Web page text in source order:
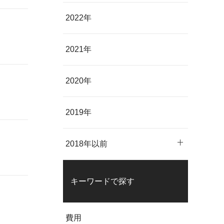
2022年
2021年
2020年
2019年
2018年以前
キーワードで探す
費用